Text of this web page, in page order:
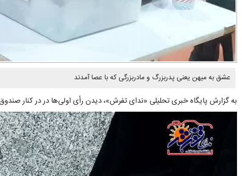
عشق به میهن یعنی پدربزرگ و مادربزرگی که با عصا آمدند
به گزارش پایگاه خبری تحلیلی «ندای تفرش»، دیدن رأی اولی‎‌ها در در کنار صندوق رأی نشاط آور است اما حضور پدر بزرگ ۸۹ ساله و مادربزرگ ۹۴ ساله نشاط بیشتری دارد چراکه نشان از تعهد و پایبندی عمیق به خاک کشور دارد.